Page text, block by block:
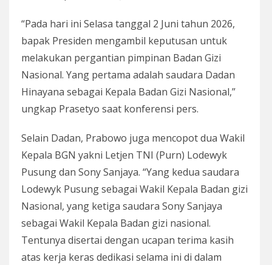
“Pada hari ini Selasa tanggal 2 Juni tahun 2026,
bapak Presiden mengambil keputusan untuk
melakukan pergantian pimpinan Badan Gizi
Nasional. Yang pertama adalah saudara Dadan
Hinayana sebagai Kepala Badan Gizi Nasional,”
ungkap Prasetyo saat konferensi pers.
Selain Dadan, Prabowo juga mencopot dua Wakil
Kepala BGN yakni Letjen TNI (Purn) Lodewyk
Pusung dan Sony Sanjaya. “Yang kedua saudara
Lodewyk Pusung sebagai Wakil Kepala Badan gizi
Nasional, yang ketiga saudara Sony Sanjaya
sebagai Wakil Kepala Badan gizi nasional.
Tentunya disertai dengan ucapan terima kasih
atas kerja keras dedikasi selama ini di dalam